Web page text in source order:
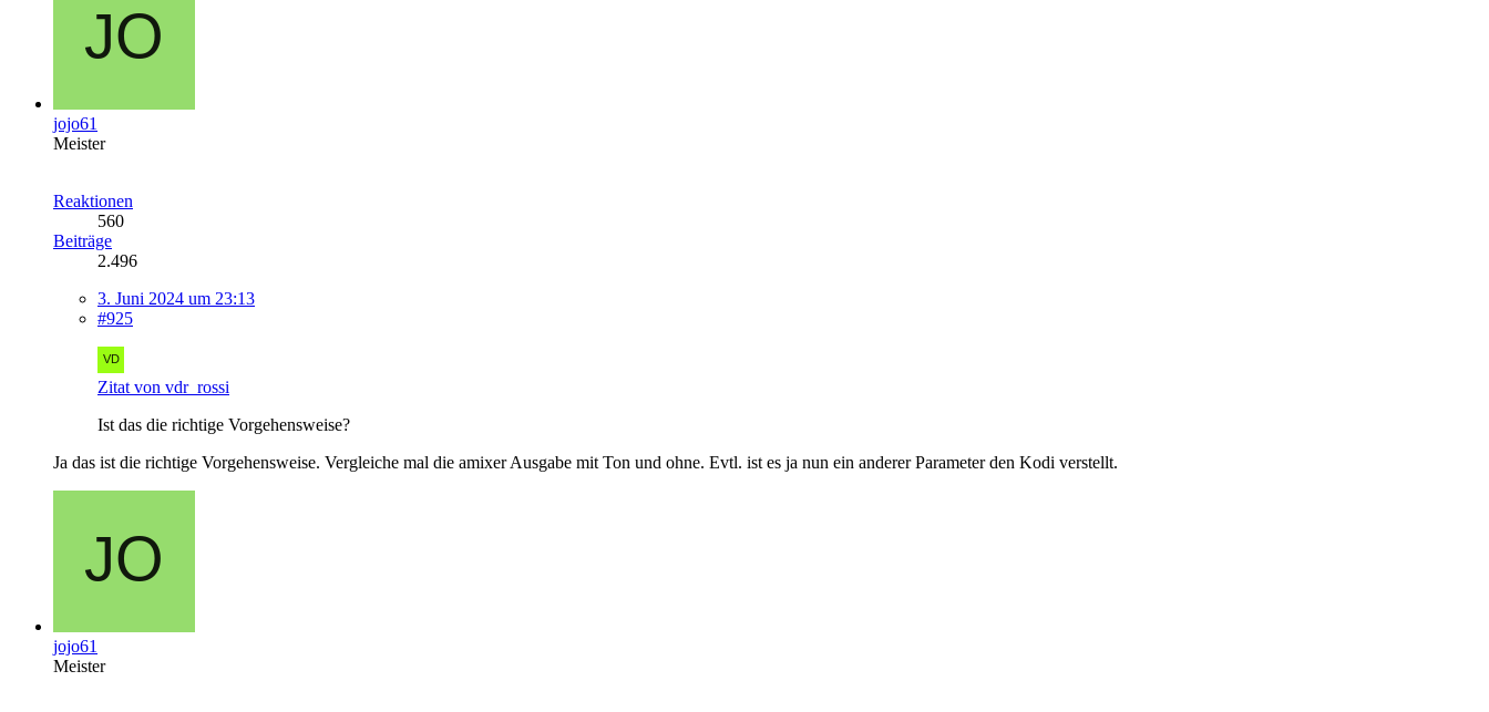
jojo61
Meister
Reaktionen
560
Beiträge
2.496
3. Juni 2024 um 23:13
#925
Zitat von vdr_rossi
Ist das die richtige Vorgehensweise?
Ja das ist die richtige Vorgehensweise. Vergleiche mal die amixer Ausgabe mit Ton und ohne. Evtl. ist es ja nun ein anderer Parameter den Kodi verstellt.
jojo61
Meister